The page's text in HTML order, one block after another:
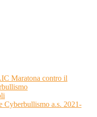
Maratona contro il
Cyberbullismo a.s. 2021-